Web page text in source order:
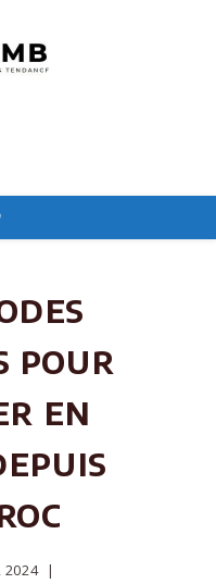
pour
en